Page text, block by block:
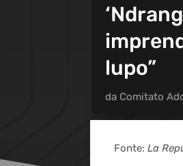
lupo”
da Comitato
Fonte: La